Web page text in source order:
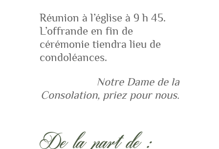
Réunion à l’église à 9 h 45.
L’offrande en fin de
cérémonie tiendra lieu de
condoléances.
Notre Dame de la
Consolation, priez pour nous.